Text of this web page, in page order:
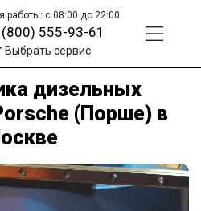
работы: с 08:00 до 22:00
555-93-61
Выбрать сервис
дизельных
(Порше) в